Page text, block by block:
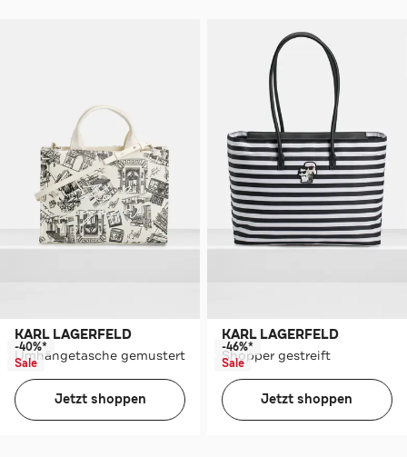
KARL LAGERFELD
Umhängetasche gemustert
-40%*
Sale
Jetzt shoppen
KARL LAGERFELD
Shopper gestreift
-46%*
Sale
Jetzt shoppen